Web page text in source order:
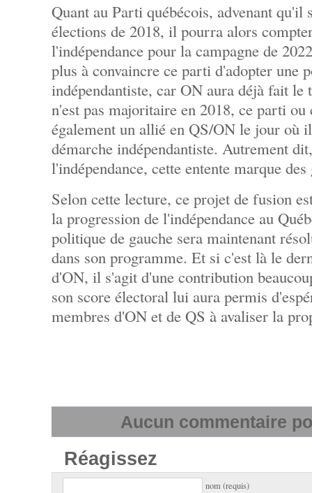
Quant au Parti québécois, advenant
élections de 2018, il pourra alors
l'indépendance pour la campagne de
plus à convaincre ce parti d'adopter une
indépendantiste, car ON aura déjà fait
n'est pas majoritaire en 2018, ce parti
également un allié en QS/ON le jour où
démarche indépendantiste. Autrement
l'indépendance, cette entente marque des
Selon cette lecture, ce projet de fusion
la progression de l'indépendance au
politique de gauche sera maintenant
dans son programme. Et si c'est là le
d'ON, il s'agit d'une contribution
son score électoral lui aura permis
membres d'ON et de QS à avaliser la
Aucun commentaire
Réagissez
nom (requis)